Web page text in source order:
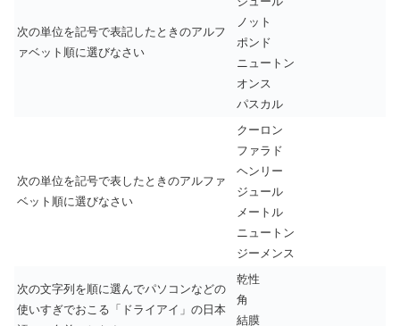
次の単位を記号で表記したときのアルフ
ァベット順に選びなさい
ノット
ポンド
ニュートン
オンス
パスカル
次の単位を記号で表したときのアルファ
ベット順に選びなさい
クーロン
ファラド
ヘンリー
ジュール
メートル
ニュートン
ジーメンス
次の文字列を順に選んでパソコンなどの
使いすぎでおこる「ドライアイ」の日本
乾性
角
結膜